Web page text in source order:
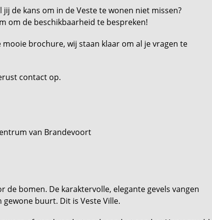
de kans om in de Veste te wonen niet missen?
om de beschikbaarheid te bespreken!
brochure, wij staan klaar om al je vragen te
contact op.
van Brandevoort
de bomen. De karaktervolle, elegante gevels vangen
buurt. Dit is Veste Ville.